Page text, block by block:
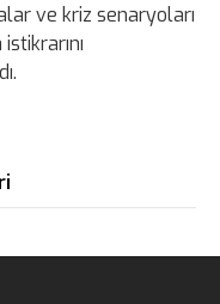
ve kriz senaryoları